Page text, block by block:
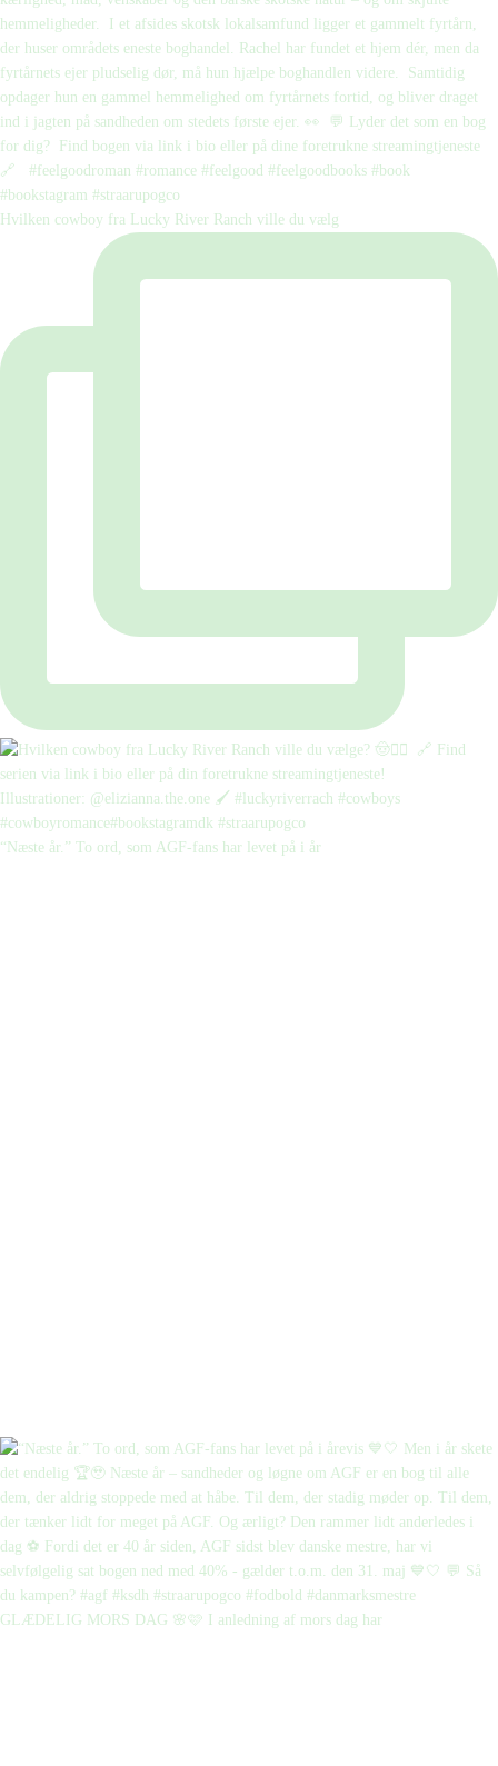
Hvilken cowboy fra Lucky River Ranch ville du vælg
“Næste år.” To ord, som AGF-fans har levet på i år
GLÆDELIG MORS DAG 🌸🩷 I anledning af mors dag har